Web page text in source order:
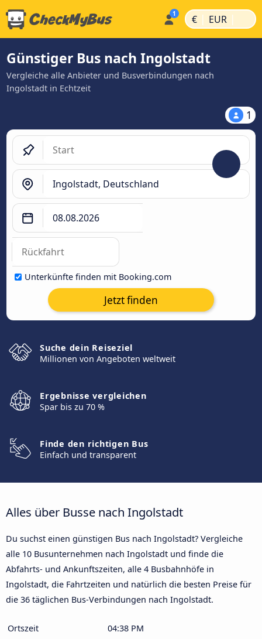
€ | EUR |
Günstiger Bus nach Ingolstadt
Vergleiche alle Anbieter und Busverbindungen nach
Ingolstadt in Echtzeit
1
Unterkünfte finden mit Booking.com
Jetzt finden
Suche dein Reiseziel
Millionen von Angeboten weltweit
Ergebnisse vergleichen
Spar bis zu 70 %
Finde den richtigen Bus
Einfach und transparent
Alles über Busse nach Ingolstadt
Du suchst einen günstigen Bus nach Ingolstadt? Vergleiche
alle 10 Busunternehmen nach Ingolstadt und finde die
Abfahrts- und Ankunftszeiten, alle 4 Busbahnhöfe in
Ingolstadt, die Fahrtzeiten und natürlich die besten Preise für
die 36 täglichen Bus-Verbindungen nach Ingolstadt.
Ortszeit
04:38 PM